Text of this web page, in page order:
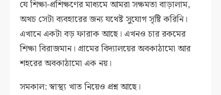
যে শিক্ষা-প্রশিক্ষণের মাধ্যমে আমরা সক্ষমতা বাড়ালাম,
অথচ সেটা ব্যবহারের জন্য যথেষ্ট সুযোগ সৃষ্টি করিনি।
এখানে একটা বড় ফারাক আছে। এখনও চার রকমের
শিক্ষা বিরাজমান। গ্রামের বিদ্যালয়ের অবকাঠামো আর
শহরের অবকাঠামো এক নয়।
সমকাল: স্বাস্থ্য খাত নিয়েও প্রশ্ন আছে।